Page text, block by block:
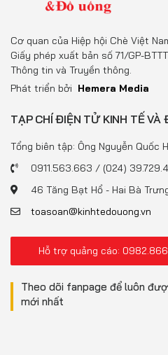
Cơ quan của Hiệp hội Chè Việt
Giấy phép xuất bản số 71/GP-
Thông tin và Truyền thông.
Phát triển bởi Hemera Media
TẠP CHÍ ĐIỆN TỬ KINH TẾ VÀ
Tổng biên tập: Ông Nguyễn Quốc
0911.563.663 / (024)
46 Tăng Bạt Hổ - Hai Bà
toasoan@kinhtedouong.vn
Hỗ trợ quảng cáo:
Theo dõi fanpage để luôn
mới nhất